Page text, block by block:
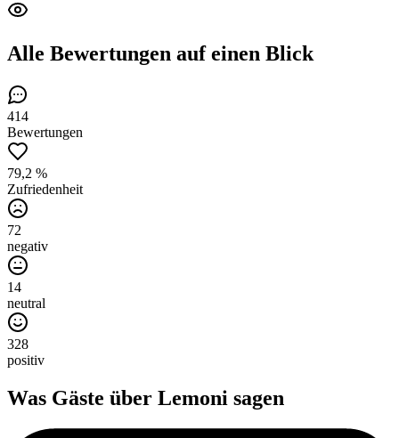
Alle Bewertungen auf einen Blick
414
Bewertungen
79,2 %
Zufriedenheit
72
negativ
14
neutral
328
positiv
Was Gäste über Lemoni sagen